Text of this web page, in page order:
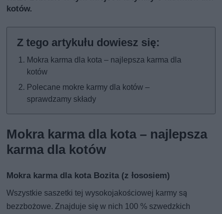
kotów.
Mokra karma dla kota – najlepsza karma dla
kotów
Polecane mokre karmy dla kotów –
sprawdzamy składy
Mokra karma dla kota – najlepsza
karma dla kotów
Mokra karma dla kota Bozita (z łososiem)
Wszystkie saszetki tej wysokojakościowej karmy są
bezzbożowe. Znajduje się w nich 100 % szwedzkich